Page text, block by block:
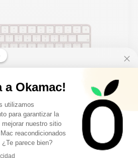
El teclado mágico 2 rosa
ON YOUR
ORDER
to receive your discount.